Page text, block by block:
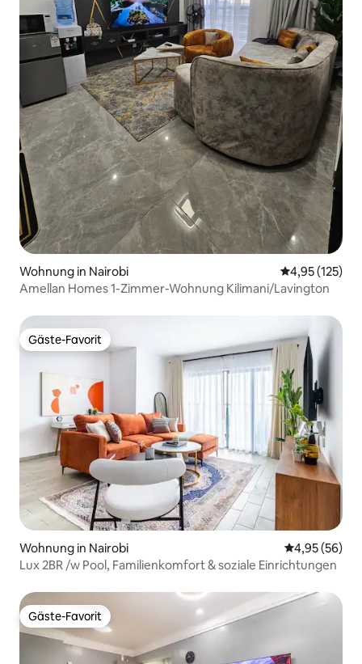
Wohnung in Nairobi
4,95 (125)
Amellan Homes 1-Zimmer-Wohnung Kilimani/Lavington
Gäste-Favorit
Gäste-Favorit
Wohnung in Nairobi
4,95 (56)
Lux 2BR /w Pool, Familienkomfort & soziale Einrichtungen
Gäste-Favorit
Gäste-Favorit